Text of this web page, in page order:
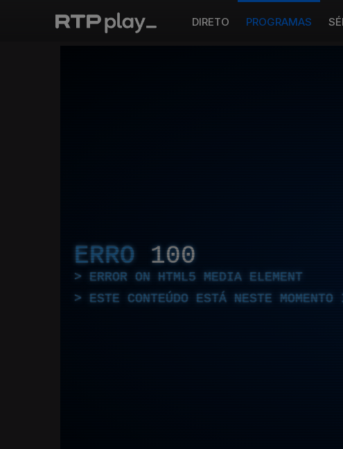
DIRETO PROGRAMAS
ERRO 100
ERROR ON HTML5 MEDIA ELEMENT
ESTE CONTEÚDO ESTÁ NESTE